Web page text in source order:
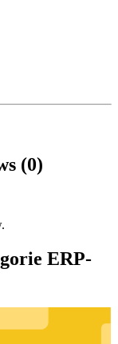
(0)
ERP-